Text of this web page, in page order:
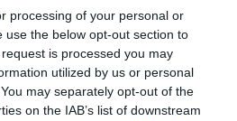
processing of your personal or
the below opt-out section to
is processed you may
utilized by us or personal
may separately opt-out of the
on the IAB’s list of downstream
διακοπών στους επισκέπτες και
επιθυμεί να προσλάβει για την
το τμήμα της Παραλίας (κωδικός